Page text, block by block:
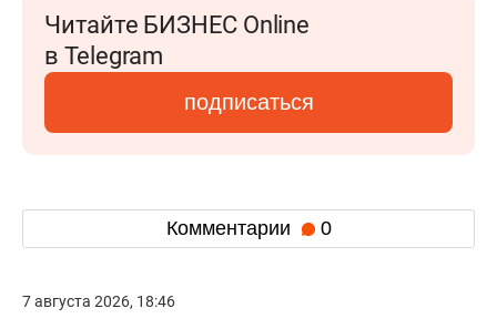
Читайте БИЗНЕС Online
в Telegram
подписаться
Комментарии 0
7 августа 2026, 18:46